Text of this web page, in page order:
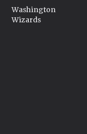
Washington
Wizards